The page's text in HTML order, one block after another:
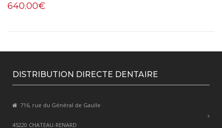
640.00€
DISTRIBUTION DIRECTE DENTAIRE
716, rue du Général de Gaulle
45220 CHATEAU-RENARD